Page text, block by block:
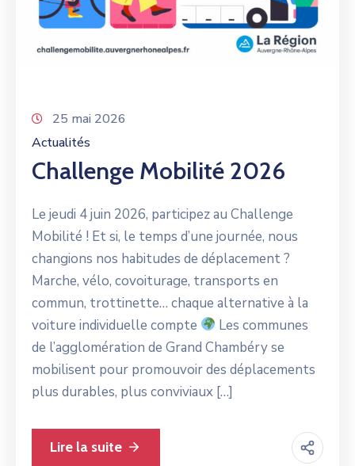
25 mai 2026
Actualités
Challenge Mobilité 2026
Le jeudi 4 juin 2026, participez au Challenge
Mobilité ! Et si, le temps d’une journée, nous
changions nos habitudes de déplacement ?
Marche, vélo, covoiturage, transports en
commun, trottinette… chaque alternative à la
voiture individuelle compte
Les communes
de l’agglomération de Grand Chambéry se
mobilisent pour promouvoir des déplacements
plus durables, plus conviviaux […]
Lire la suite